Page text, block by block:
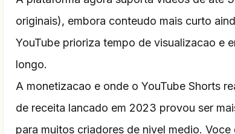
originais), embora conteudo mais curto
YouTube prioriza tempo de visualizacao e
longo.
A monetizacao e onde o YouTube Shorts
de receita lancado em 2023 provou ser
para muitos criadores de nivel medio.